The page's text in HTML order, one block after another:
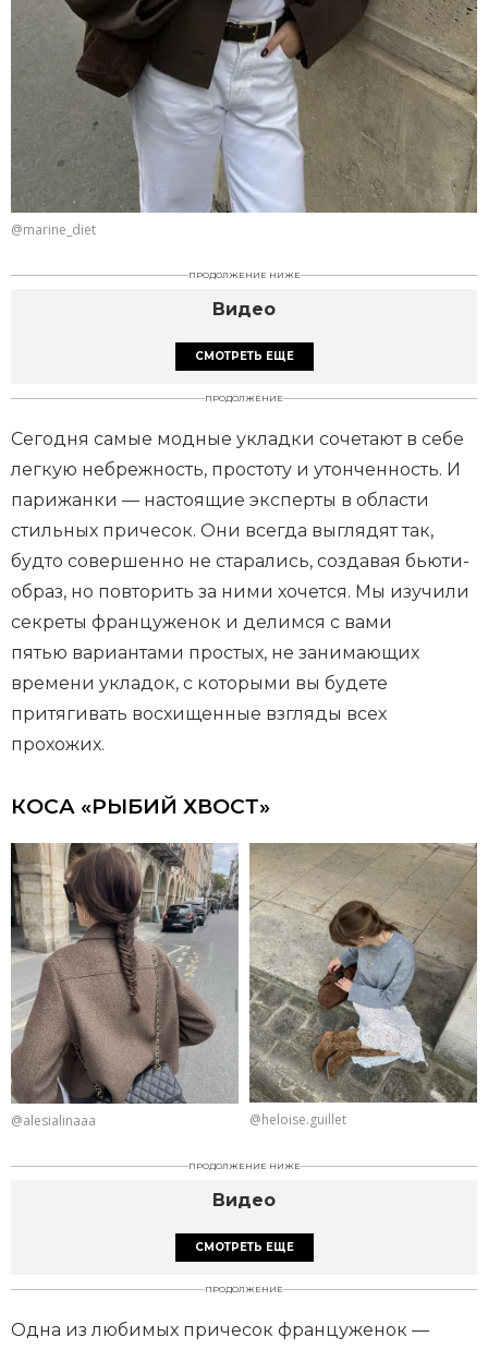
@marine_diet
ПРОДОЛЖЕНИЕ НИЖЕ
Видео
СМОТРЕТЬ ЕЩЕ
ПРОДОЛЖЕНИЕ
Сегодня самые модные укладки сочетают в себе
легкую небрежность, простоту и утонченность. И
парижанки — настоящие эксперты в области
стильных причесок. Они всегда выглядят так,
будто совершенно не старались, создавая бьюти-
образ, но повторить за ними хочется. Мы изучили
секреты француженок и делимся с вами
пятью вариантами простых, не занимающих
времени укладок, с которыми вы будете
притягивать восхищенные взгляды всех
прохожих.
КОСА «РЫБИЙ ХВОСТ»
@alesialinaaa @heloise.guillet
ПРОДОЛЖЕНИЕ НИЖЕ
Видео
СМОТРЕТЬ ЕЩЕ
ПРОДОЛЖЕНИЕ
Одна из любимых причесок француженок —